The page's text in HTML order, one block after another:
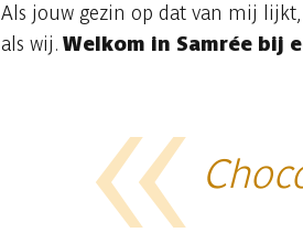
Als jouw gezin op dat van mij
als wij. Welkom in Samrée bij